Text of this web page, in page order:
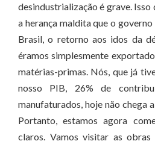
desindustrialização é grave. Isso
a herança maldita que o
Brasil, o retorno aos idos da
éramos simplesmente
matérias-primas. Nós, que já
nosso PIB, 26% de
manufaturados, hoje não chega
Portanto, estamos agora
claros. Vamos visitar as obras